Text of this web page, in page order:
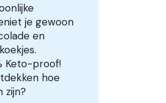
je gewoon
en
Keto-proof!
hoe
zijn?